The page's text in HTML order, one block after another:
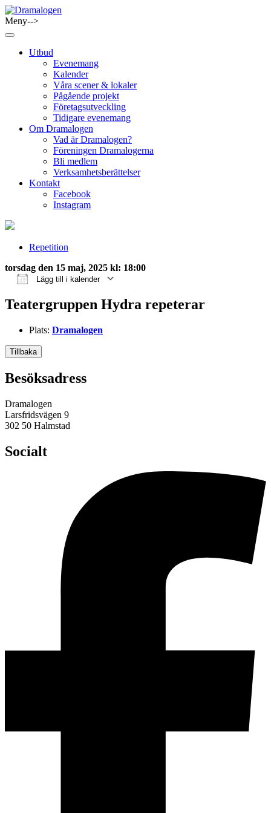
Skip
to
content
Meny-->
Utbud
Evenemang
Kalender
Våra scener & lokaler
Pågående projekt
Företagsutveckling
Tidigare evenemang
Om Dramalogen
Vad är Dramalogen?
Föreningen Dramalogerna
Bli medlem
Verksamhetsberättelser
Kontakt
Facebook
Instagram
Repetition
torsdag den 15 maj, 2025 kl: 18:00
Lägg till i kalender
Teatergruppen Hydra repeterar
Plats: Dramalogen
Tillbaka
Besöksadress
Dramalogen
Larsfridsvägen 9
302 50 Halmstad
Socialt